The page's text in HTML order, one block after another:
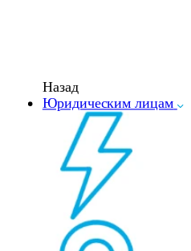
Назад
Юридическим лицам